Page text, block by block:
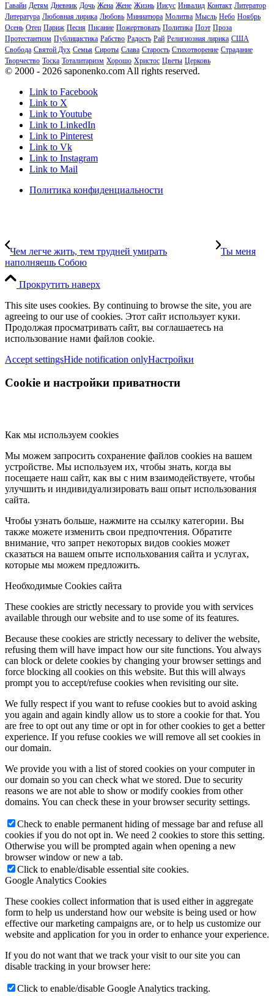
Гавайи Детям Дневник Дочь Жена Жене Жизнь Иисус Инвалид Контакт Литератор
Литература Любовная лирика Любовь Миниатюра Молитва Мысль Небо Ноябрь
Осень Отец Париж Песня Писание Пожертвовать Политика Поэт Проза
Протестантизм Публицистика Рабство Радость Рай Религиозная лирика США
Свобода Святой Дух Семья Сироты Слава Старость Стихотворение Страдание
Творчество Тоска Тоталитаризм Хорошо Христос Цветы Церковь
© 2000 - 2026 saponenko.com All rights reserved.
Link to Facebook
Link to X
Link to Youtube
Link to LinkedIn
Link to Pinterest
Link to Vk
Link to Instagram
Link to Mail
Политика конфиденциальности
Чем легче жить, тем трудней умирать
Ты меня
наполняешь Собою
Прокрутить наверх
This site uses cookies. By continuing to browse the site, you are
agreeing to our use of cookies. Этот сайт использует куки.
Продолжая просматривать сайт, вы соглашаетесь на
использование нами файлов cookie.
Accept settingsHide notification onlyНастройки
Cookie и настройки приватности
Как мы используем cookies
Мы можем запросить сохранение файлов cookies на вашем
устройстве. Мы используем их, чтобы знать, когда вы
посещаете наш сайт, как вы с ним взаимодействуете, чтобы
улучшить и индивидуализировать ваш опыт использования
сайта.
Чтобы узнать больше, нажмите на ссылку категории. Вы
также можете изменить свои предпочтения. Обратите
внимание, что запрет некоторых видов cookies может
сказаться на вашем опыте испольхования сайта и услугах,
которые мы можем предложить.
Необходимые Cookies сайта
These cookies are strictly necessary to provide you with services
available through our website and to use some of its features.
Because these cookies are strictly necessary to deliver the website,
refusing them will have impact how our site functions. You always
can block or delete cookies by changing your browser settings and
force blocking all cookies on this website. But this will always
prompt you to accept/refuse cookies when revisiting our site.
We fully respect if you want to refuse cookies but to avoid asking
you again and again kindly allow us to store a cookie for that. You
are free to opt out any time or opt in for other cookies to get a better
experience. If you refuse cookies we will remove all set cookies in
our domain.
We provide you with a list of stored cookies on your computer in
our domain so you can check what we stored. Due to security
reasons we are not able to show or modify cookies from other
domains. You can check these in your browser security settings.
Check to enable permanent hiding of message bar and refuse all
cookies if you do not opt in. We need 2 cookies to store this setting.
Otherwise you will be prompted again when opening a new
browser window or new a tab.
Click to enable/disable essential site cookies.
Google Analytics Cookies
These cookies collect information that is used either in aggregate
form to help us understand how our website is being used or how
effective our marketing campaigns are, or to help us customize our
website and application for you in order to enhance your experience.
If you do not want that we track your visit to our site you can
disable tracking in your browser here:
Click to enable/disable Google Analytics tracking.